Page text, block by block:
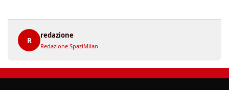
R
redazione
Redazione SpaziMilan